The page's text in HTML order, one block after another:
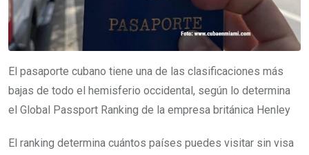
El pasaporte cubano tiene una de las clasificaciones más
bajas de todo el hemisferio occidental, según lo determina
el Global Passport Ranking de la empresa británica Henley
El ranking determina cuántos países puedes visitar sin visa